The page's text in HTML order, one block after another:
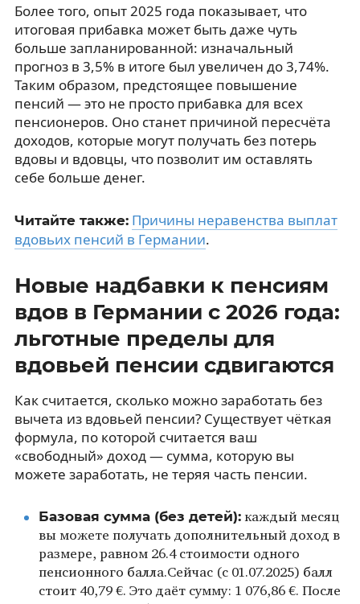
Более того, опыт 2025 года показывает, что
итоговая прибавка может быть даже чуть
больше запланированной: изначальный
прогноз в 3,5% в итоге был увеличен до 3,74%.
Таким образом, предстоящее повышение
пенсий — это не просто прибавка для всех
пенсионеров. Оно станет причиной пересчёта
доходов, которые могут получать без потерь
вдовы и вдовцы, что позволит им оставлять
себе больше денег.
Читайте также: Причины неравенства выплат
вдовьих пенсий в Германии.
Новые надбавки к пенсиям
вдов в Германии с 2026 года:
льготные пределы для
вдовьей пенсии сдвигаются
Как считается, сколько можно заработать без
вычета из вдовьей пенсии? Существует чёткая
формула, по которой считается ваш
«свободный» доход — сумма, которую вы
можете заработать, не теряя часть пенсии.
Базовая сумма (без детей):каждый месяц
вы можете получать дополнительный доход в
размере, равном 26.4 стоимости одного
пенсионного балла.Сейчас (с 01.07.2025) балл
стоит 40,79 €. Это даёт сумму: 1 076,86 €. После